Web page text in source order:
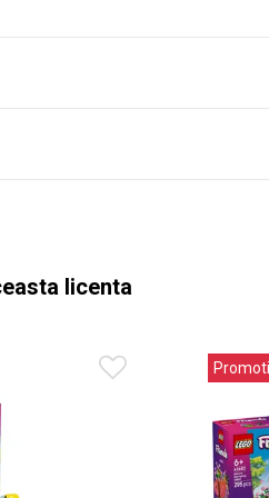
licenta